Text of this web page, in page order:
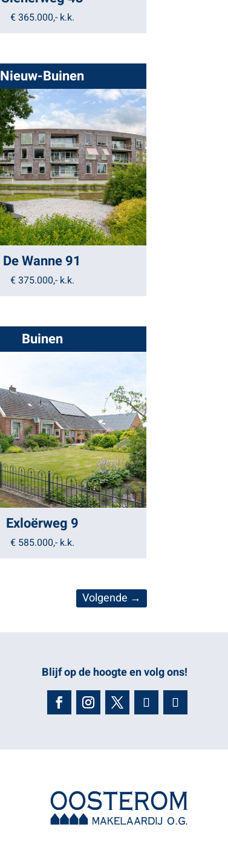
€ 365.000,- k.k.
Nieuw-Buinen
De Wanne 91
€ 375.000,- k.k.
Buinen
Exloërweg 9
€ 585.000,- k.k.
Volgende →
Blijf op de hoogte en volg ons!